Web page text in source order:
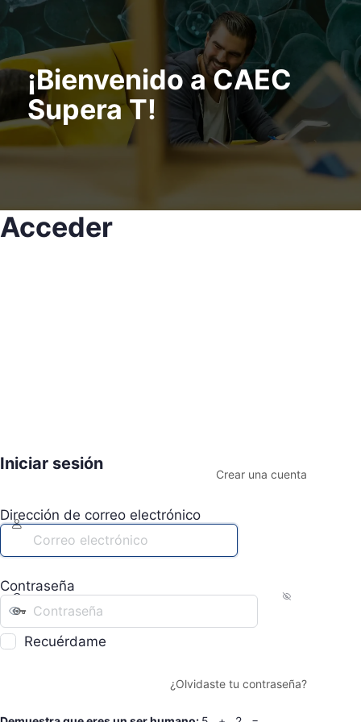
¡Bienvenido a CAEC
Supera T!
Acceder
Iniciar sesión
Crear una cuenta
Dirección de correo electrónico
Contraseña
Recuérdame
¿Olvidaste tu contraseña?